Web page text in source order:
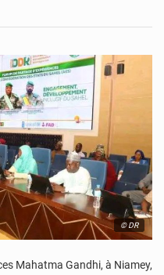
© DR
Mahatma Gandhi, à Niamey,